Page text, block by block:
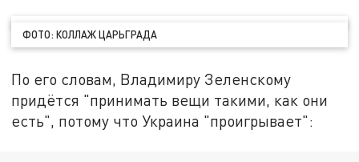
ФОТО: КОЛЛАЖ ЦАРЬГРАДА
По его словам, Владимиру Зеленскому
придётся "принимать вещи такими, как они
есть", потому что Украина "проигрывает":